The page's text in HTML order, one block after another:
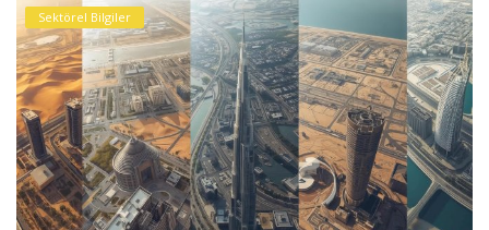
Sektörel Bilgiler
Dubai Projeler
Galeri
İletişim
Sektörel Bilgiler